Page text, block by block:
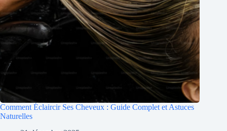
Comment Éclaircir Ses Cheveux : Guide Complet et Astuces
Naturelles